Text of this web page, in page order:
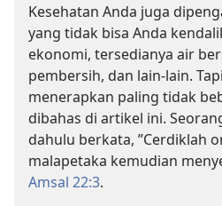
Kesehatan Anda juga
yang tidak bisa Anda
ekonomi, tersedianya air
pembersih, dan lain-lain.
menerapkan paling tidak
dibahas di artikel ini.
dahulu berkata, ”Cerdiklah
malapetaka kemudian
Amsal 22:3.